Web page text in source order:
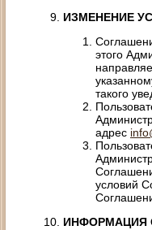
ИЗМЕНЕНИЕ
этого
такого
адрес
условий
ИНФОРМАЦИЯ